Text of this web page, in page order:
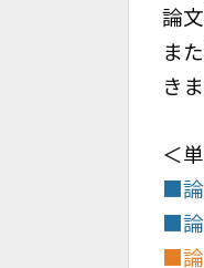
論
ま
きま
＜
■論
■論
■論